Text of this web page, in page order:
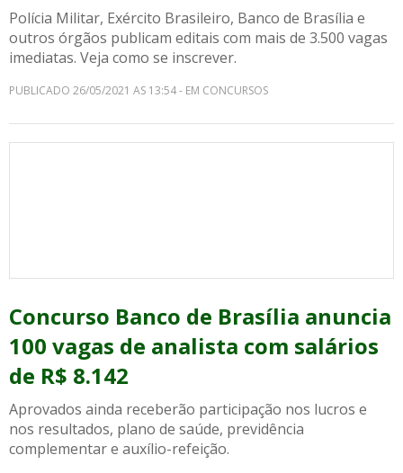
Polícia Militar, Exército Brasileiro, Banco de Brasília e
outros órgãos publicam editais com mais de 3.500 vagas
imediatas. Veja como se inscrever.
PUBLICADO 26/05/2021 AS 13:54 - EM CONCURSOS
Concurso Banco de Brasília anuncia
100 vagas de analista com salários
de R$ 8.142
Aprovados ainda receberão participação nos lucros e
nos resultados, plano de saúde, previdência
complementar e auxílio-refeição.